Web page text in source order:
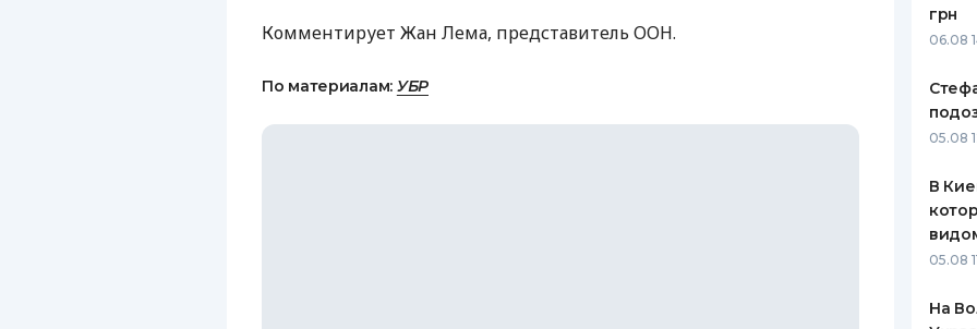
ВСЕ
Комментирует Жан Лема, представитель ООН.
По материалам: УБР
грн
06.08
05.08
В
05.08
На